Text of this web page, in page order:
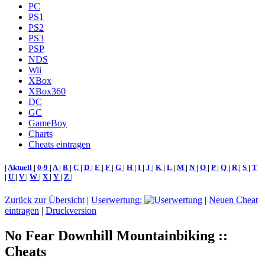
PC
PS1
PS2
PS3
PSP
NDS
Wii
XBox
XBox360
DC
GC
GameBoy
Charts
Cheats eintragen
| Aktuell | 0-9 | A| B | C | D | E | F | G | H | I | J | K | L | M | N | O | P | Q | R | S | T
| U | V | W | X | Y | Z |
Zurück zur Übersicht | Userwertung: | Neuen Cheat
eintragen | Druckversion
No Fear Downhill Mountainbiking ::
Cheats